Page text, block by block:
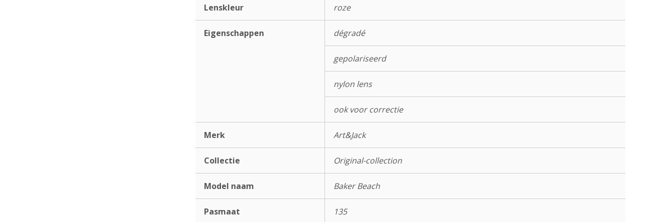
Lenskleur roze
Eigenschappen dégradé
gepolariseerd
nylon lens
ook voor correctie
Merk Art&Jack
Collectie Original-collection
Model naam Baker Beach
Pasmaat 135